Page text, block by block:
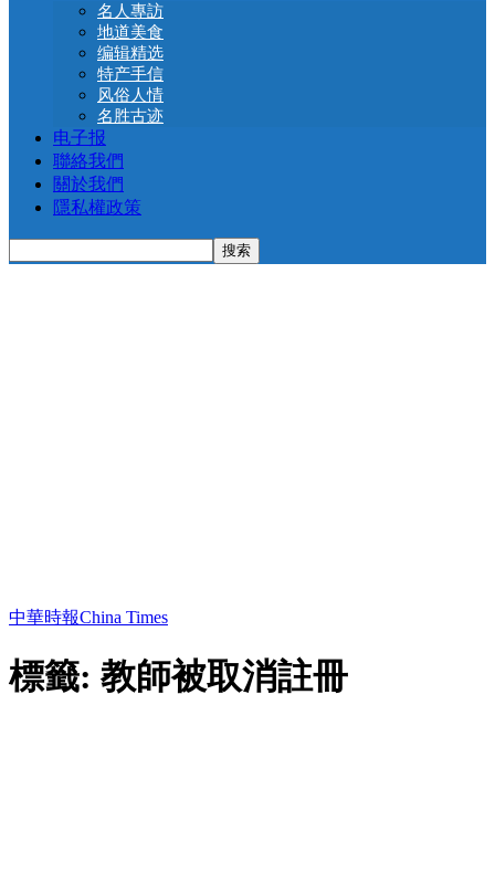
名人專訪
地道美食
编辑精选
特产手信
风俗人情
名胜古迹
电子报
聯絡我們
關於我們
隱私權政策
中華時報China Times
標籤: 教師被取消註冊